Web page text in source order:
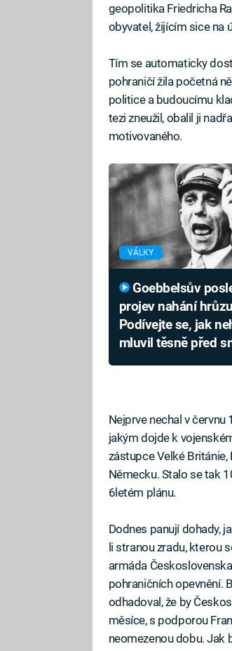
geopolitika Friedricha
obyvatel, žijícím sice na
Tím se automaticky
pohraničí žila početná
politice a budoucímu
tezi zneužil, obalil ji
motivovaného.
VÁLKY
Goebbelsův poslední
projev nahání
Podívejte se, jak
mluvil těsně před
Nejprve nechal v
jakým dojde k
zástupce Velké
Německu. Stalo se tak
6letém plánu.
Dodnes panují dohady,
li stranou zradu, kterou
armáda
pohraničních opevnění.
odhadoval, že by
měsíce, s podporou
neomezenou dobu. Jak